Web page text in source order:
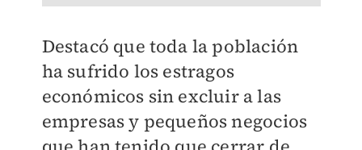
Destacó que toda la población
ha sufrido los estragos
económicos sin excluir a las
empresas y pequeños negocios